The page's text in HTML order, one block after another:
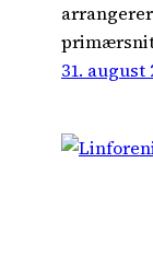
31. august